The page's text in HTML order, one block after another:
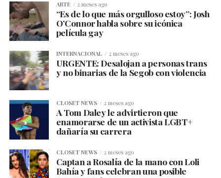
ARTE 2 meses ago
“Es de lo que más orgulloso estoy”: Josh
O’Connor habla sobre su icónica
película gay
INTERNACIONAL 2 meses ago
URGENTE: Desalojan a personas trans
y no binarias de la Segob con violencia
CLOSET NEWS 2 meses ago
A Tom Daley le advirtieron que
enamorarse de un activista LGBT+
dañaría su carrera
CLOSET NEWS 2 meses ago
Captan a Rosalía de la mano con Loli
Bahía y fans celebran una posible